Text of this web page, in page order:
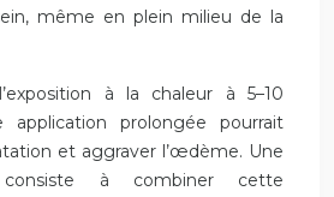
même en plein milieu de la
à la chaleur à 5–10
application prolongée pourrait
et aggraver l’œdème. Une
à combiner cette